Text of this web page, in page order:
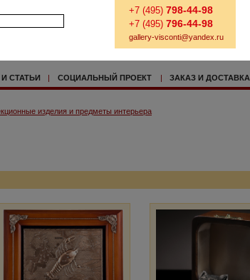
+7 (495) 798-44-98
+7 (495) 796-44-98
gallery-visconti@yandex.ru
СТАТЬИ | СОЦИАЛЬНЫЙ ПРОЕКТ | ЗАКАЗ И ДОСТАВКА
изделия и предметы интерьера